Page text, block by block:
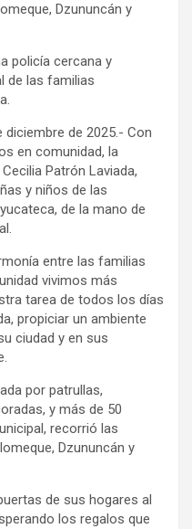
Dzununcán y
policía cercana y
de las familias
diciembre de 2025.- Con
en comunidad, la
Patrón Laviada,
y niños de las
de la mano de
entre las familias
vivimos más
tarea de todos los días
propiciar un ambiente
ciudad y en sus
por patrullas,
y más de 50
recorrió las
Dzununcán y
de sus hogares al
los regalos que